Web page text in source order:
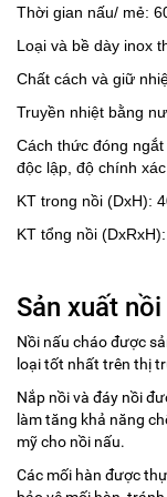
Thời gian nấu/ mẻ:
Loại và bề dày inox
Chất cách và giữ
Truyền nhiệt bằng
Cách thức đóng
độc lập, độ chính
KT trong nồi (DxH):
KT tổng nồi
Sản xuất
Nồi nấu cháo được
loại tốt nhất trên thị
Nắp nồi và đáy nồi
làm tăng khả năng
mỹ cho nồi nấu.
Các mối hàn được